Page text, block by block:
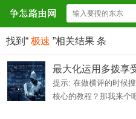
找到“ 极速 ”相关结果 条
最大化运用多拨享
提示: 在做横评的时候
核心的教程？那我来个